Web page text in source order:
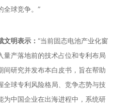
全球竞争。”
文明表示： “当前固态电池产业化窗
量产落地前的技术占位和专利布局
间研究并发布本白皮书，旨在帮助
全球专利风险格局、竞争态势与技
为中国企业在出海进程中，系统研